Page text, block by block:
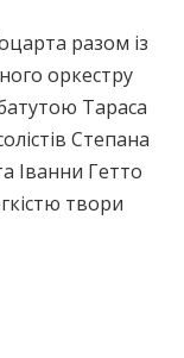
разом із
оркестру
Тараса
Степана
Іванни Гетто
твори